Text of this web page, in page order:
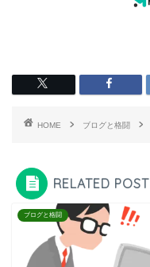
HOME ブログと格闘
RELATED POST
ブログと格闘